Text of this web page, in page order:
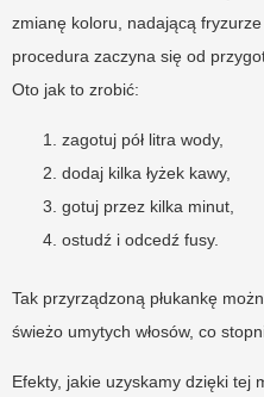
zmianę koloru, nadającą
procedura zaczyna się od
Oto jak to zrobić:
zagotuj pół litra wody,
dodaj kilka łyżek kawy,
gotuj przez kilka minut,
ostudź i odcedź fusy.
Tak przyrządzoną płukankę
świeżo umytych włosów, co
Efekty, jakie uzyskamy dzięki tej